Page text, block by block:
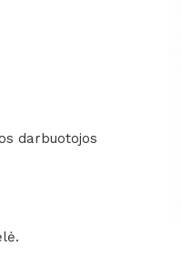
darbuotojos